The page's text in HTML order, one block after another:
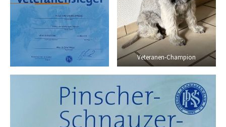
Veteranen-Champion